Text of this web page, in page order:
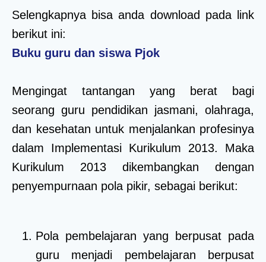
Selengkapnya bisa anda download pada link
berikut ini:
Buku guru dan siswa Pjok
Mengingat tantangan yang berat bagi
seorang guru pendidikan jasmani, olahraga,
dan kesehatan untuk menjalankan profesinya
dalam Implementasi Kurikulum 2013. Maka
Kurikulum 2013 dikembangkan dengan
penyempurnaan pola pikir, sebagai berikut:
Pola pembelajaran yang berpusat pada
guru menjadi pembelajaran berpusat